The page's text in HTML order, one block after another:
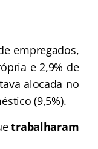
empregados,
e 2,9% de
alocada no
(9,5%).
trabalharam